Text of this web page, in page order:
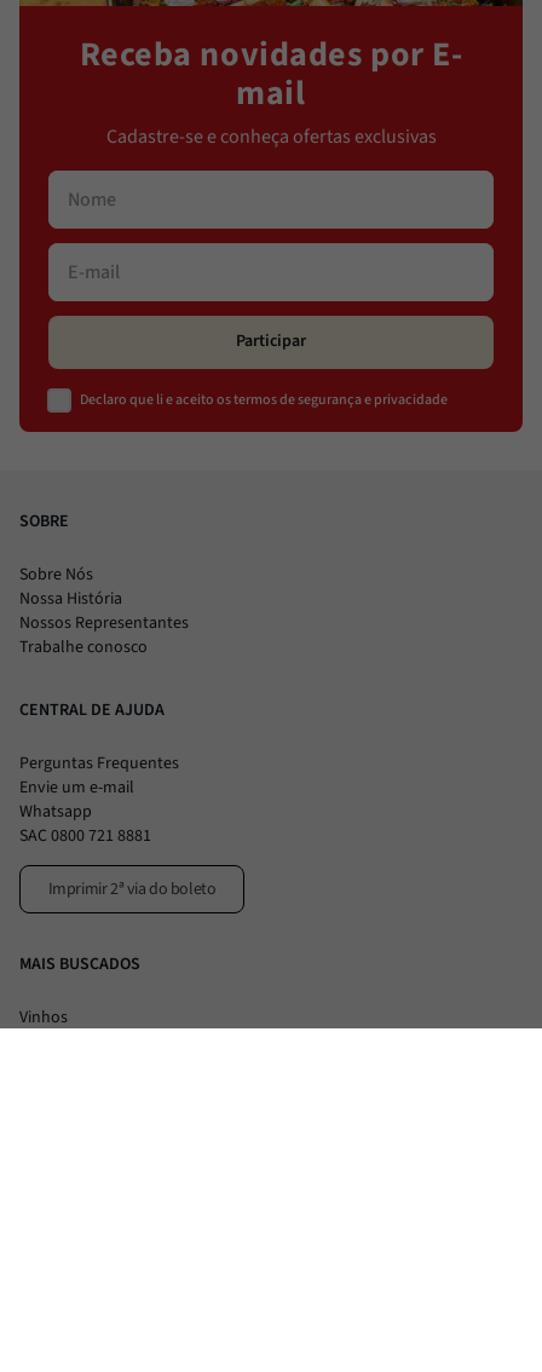
Receba novidades por E-
mail
Cadastre-se e conheça ofertas exclusivas
Participar
Declaro que li e aceito os termos de segurança e privacidade
SOBRE
Sobre Nós
Nossa História
Nossos Representantes
Trabalhe conosco
CENTRAL DE AJUDA
Perguntas Frequentes
Envie um e-mail
Whatsapp
SAC 0800 721 8881
Imprimir 2ª via do boleto
MAIS BUSCADOS
Vinhos